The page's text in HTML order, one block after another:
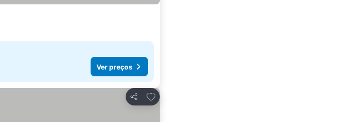
Ver preços
Partilhar
Adicionar aos favoritos